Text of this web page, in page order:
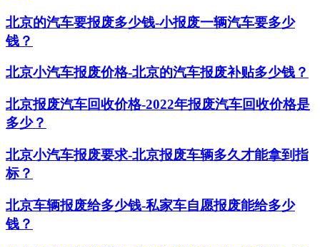
北京的汽车要报废多少钱-小报废一辆汽车要多少
钱？
北京小汽车报废价格-北京的汽车报废补贴多少钱？
北京报废汽车回收价格-2022年报废汽车回收价格是
多少？
北京小汽车报废要求-北京报废车辆多久才能拿到指
标？
北京车辆报废给多少钱-私家车自愿报废能给多少
钱？